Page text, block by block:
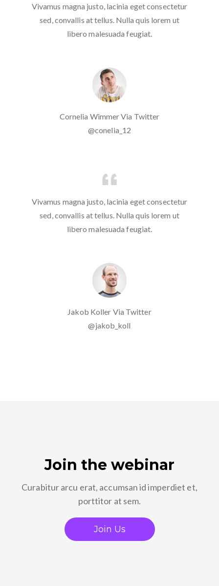
Vivamus magna justo, lacinia eget consectetur
sed, convallis at tellus. Nulla quis lorem ut
libero malesuada feugiat.
Cornelia Wimmer Via Twitter
@conelia_12
Vivamus magna justo, lacinia eget consectetur
sed, convallis at tellus. Nulla quis lorem ut
libero malesuada feugiat.
Jakob Koller Via Twitter
@jakob_koll
Join the webinar
Curabitur arcu erat, accumsan id imperdiet et,
porttitor at sem.
Join Us